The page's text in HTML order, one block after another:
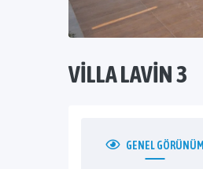
VILLA LAVIN 3
GENELGÖRÜNÜM